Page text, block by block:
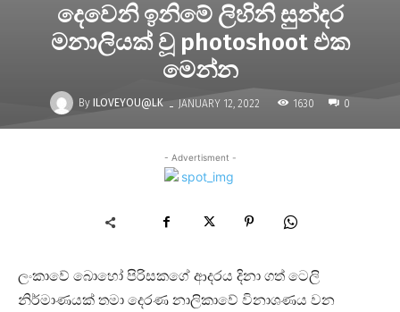
දෙවෙනි ඉනිමේ ලිහිනි සුන්දර
මනාලියක් වූ photoshoot එක
මෙන්න
By ILOVEYOU@LK - JANUARY 12, 2022 1630 0
- Advertisment -
ලංකාවේ බොහෝ පිරිසකගේ ආදරය දිනා ගත් ටෙලි
නිර්මාණයක් තමා දෙරණ නාලිකාවේ විනාශණය වන